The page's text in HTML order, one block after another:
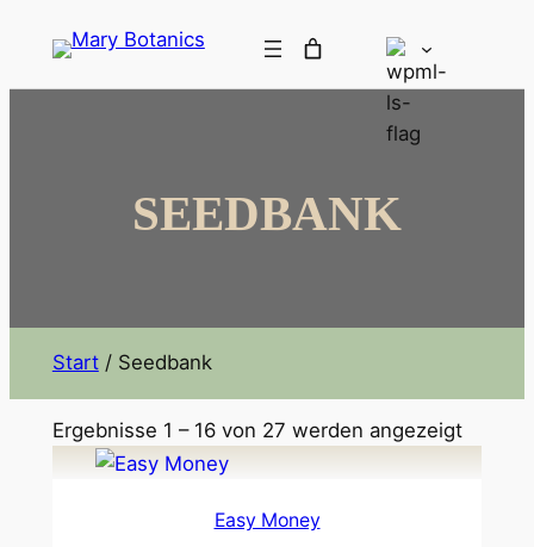
SEEDBANK
Start/ Seedbank
Ergebnisse 1 – 16 von 27 werden angezeigt
Easy Money